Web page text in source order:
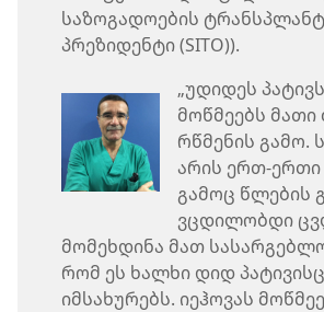
საზოგადოების
პრეზიდენტი (SITO)).
„უდიდეს
მოწმეებს
რწმენის გამო.
არის ერთ-ერთი
გამოც წლების
ვცდილობდი
მომეხდინა მათ
რომ ეს ხალხი დიდ
იმსახურებს. იეჰოვას